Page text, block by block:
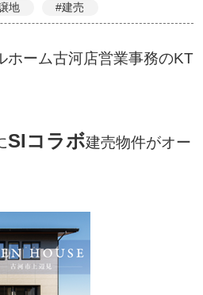
地 #建売
ホーム古河店営業事務のKT
SIコラボ建売物件がオー